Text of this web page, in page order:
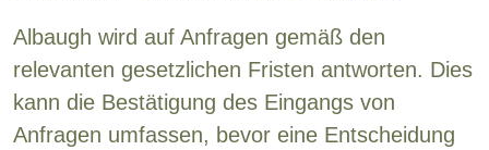
Albaugh wird auf Anfragen gemäß den
relevanten gesetzlichen Fristen antworten. Dies
kann die Bestätigung des Eingangs von
Anfragen umfassen, bevor eine Entscheidung